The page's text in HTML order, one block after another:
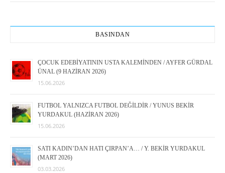
BASINDAN
ÇOCUK EDEBİYATININ USTA KALEMİNDEN / AYFER GÜRDAL
ÜNAL (9 HAZİRAN 2026)
15.06.2026
FUTBOL YALNIZCA FUTBOL DEĞİLDİR / YUNUS BEKİR
YURDAKUL (HAZİRAN 2026)
15.06.2026
SATI KADIN’DAN HATI ÇIRPAN’A… / Y. BEKİR YURDAKUL
(MART 2026)
03.03.2026